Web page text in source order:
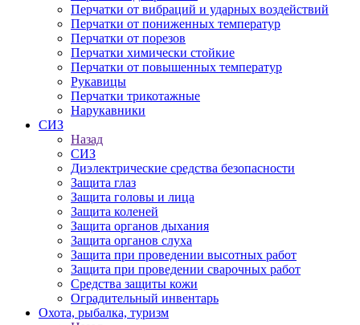
Перчатки от вибраций и ударных воздействий
Перчатки от пониженных температур
Перчатки от порезов
Перчатки химически стойкие
Перчатки от повышенных температур
Рукавицы
Перчатки трикотажные
Нарукавники
СИЗ
Назад
СИЗ
Диэлектрические средства безопасности
Защита глаз
Защита головы и лица
Защита коленей
Защита органов дыхания
Защита органов слуха
Защита при проведении высотных работ
Защита при проведении сварочных работ
Средства защиты кожи
Оградительный инвентарь
Охота, рыбалка, туризм